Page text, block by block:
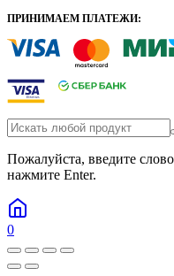
ПРИНИМАЕМ ПЛАТЕЖИ:
Пожалуйста, введите
нажмите Enter.
0